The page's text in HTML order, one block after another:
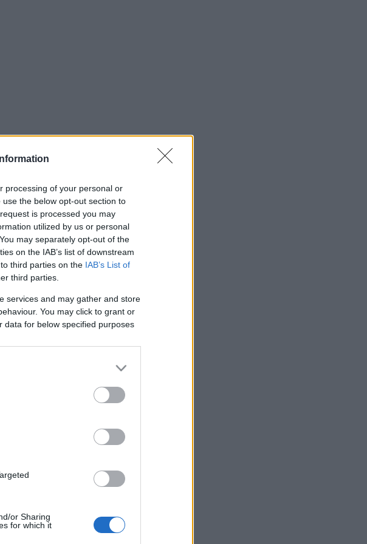
processing of your personal or
the below opt-out section to
is processed you may
utilized by us or personal
may separately opt-out of the
on the IAB’s list of downstream
third parties on the IAB’s List of
third parties.
services and may gather and store
You may click to grant or
data for below specified purposes
or Sharing
for which it